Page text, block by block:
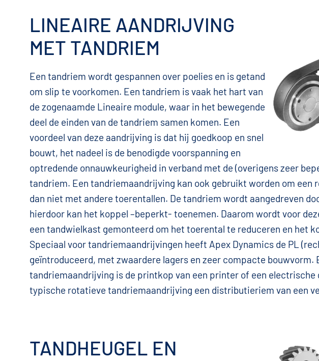
LINEAIRE AANDRIJVING
MET TANDRIEM
Een tandriem wordt gespannen over poelies en is getand
om slip te voorkomen. Een tandriem is vaak het hart van
de zogenaamde Lineaire module, waar in het bewegende
deel de einden van de tandriem samen komen. Een
voordeel van deze aandrijving is dat hij goedkoop en snel
bouwt, het nadeel is de benodigde voorspanning en
optredende onnauwkeurigheid in verband met de (overigens zeer
tandriem. Een tandriemaandrijving kan ook gebruikt worden om een
dan niet met andere toerentallen. De tandriem wordt aangedreven
hierdoor kan het koppel –beperkt- toenemen. Daarom wordt voor
een tandwielkast gemonteerd om het toerental te reduceren en het
Speciaal voor tandriemaandrijvingen heeft Apex Dynamics de PL
geïntroduceerd, met zwaardere lagers en zeer compacte bouwvorm.
tandriemaandrijving is de printkop van een printer of een electrische
typische rotatieve tandriemaandrijving een distributieriem van een
TANDHEUGEL EN